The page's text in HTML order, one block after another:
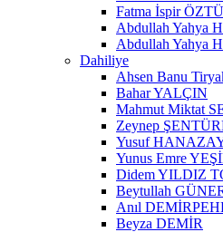
Fatma İspir
Abdullah Yahya
Abdullah Yahya
Dahiliye
Ahsen Banu
Bahar YALÇIN
Mahmut Miktat
Zeynep
Yusuf
Yunus Emre
Didem YILDIZ
Beytullah
Anıl
Beyza DEMİR